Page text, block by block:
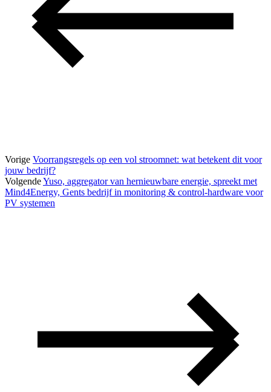
Vorige Voorrangsregels op een vol stroomnet: wat betekent dit voor
jouw bedrijf?
VolgendeYuso, aggregator van hernieuwbare energie, spreekt met
Mind4Energy, Gents bedrijf in monitoring & control-hardware voor
PV systemen